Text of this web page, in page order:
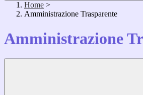
Home >
Amministrazione Trasparente
Amministrazione